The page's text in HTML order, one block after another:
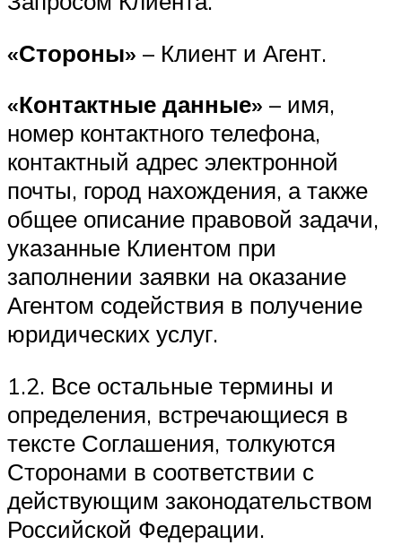
«Стороны» – Клиент и Агент.
«Контактные данные» – имя,
номер контактного телефона,
контактный адрес электронной
почты, город нахождения, а также
общее описание правовой задачи,
указанные Клиентом при
заполнении заявки на оказание
Агентом содействия в получение
юридических услуг.
1.2. Все остальные термины и
определения, встречающиеся в
тексте Соглашения, толкуются
Сторонами в соответствии с
действующим законодательством
Российской Федерации.